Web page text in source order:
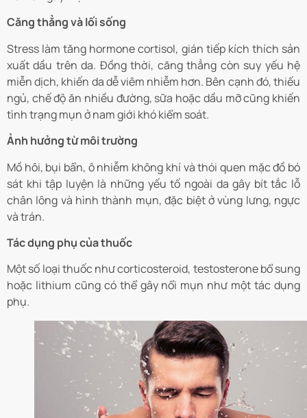
Căng thẳng và lối sống
Stress làm tăng hormone cortisol, gián tiếp kích thích sản
xuất dầu trên da. Đồng thời, căng thẳng còn suy yếu hệ
miễn dịch, khiến da dễ viêm nhiễm hơn. Bên cạnh đó, thiếu
ngủ, chế độ ăn nhiều đường, sữa hoặc dầu mỡ cũng khiến
tình trạng mụn ở nam giới khó kiểm soát.
Ảnh hưởng từ môi trường
Mồ hôi, bụi bẩn, ô nhiễm không khí và thói quen mặc đồ bó
sát khi tập luyện là những yếu tố ngoài da gây bít tắc lỗ
chân lông và hình thành mụn, đặc biệt ở vùng lưng, ngực
và trán.
Tác dụng phụ của thuốc
Một số loại thuốc như corticosteroid, testosterone bổ sung
hoặc lithium cũng có thể gây nổi mụn như một tác dụng
phụ.